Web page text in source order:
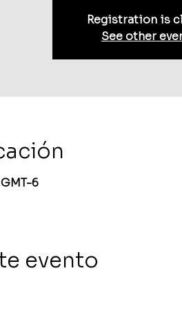
Registration is
See other
6
evento